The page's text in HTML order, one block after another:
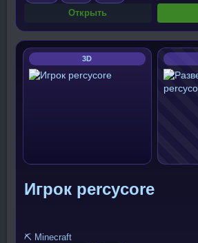
Открыть
3D
Игрок percycore
⛏️ Minecraft